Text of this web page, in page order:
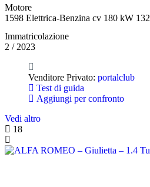
Motore
1598 Elettrica-Benzina cv 180 kW 132
Immatricolazione
2 / 2023
Venditore Privato: portalclub
Test di guida
Aggiungi per confronto
Vedi altro
18